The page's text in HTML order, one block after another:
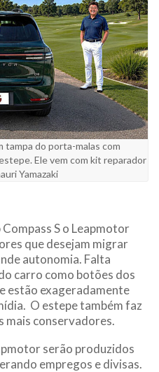
do porta-malas com
Ele vem com kit reparador
Yamazaki
S o Leapmotor
que desejam migrar
autonomia. Falta
carro como botões dos
estão exageradamente
O estepe também faz
mais conservadores.
serão produzidos
empregos e divisas.